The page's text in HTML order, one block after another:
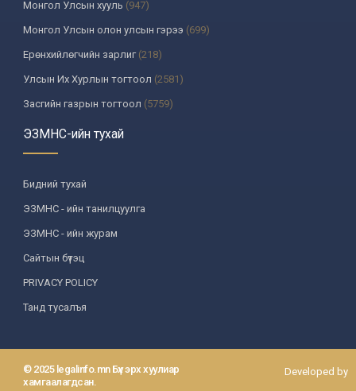
Монгол Улсын хууль (947)
Монгол Улсын олон улсын гэрээ (699)
Ерөнхийлөгчийн зарлиг(218)
Улсын Их Хурлын тогтоол (2581)
Засгийн газрын тогтоол (5759)
Үндсэн хуулийн цэцийн шийдвэр
Улсын дээд шүүхийн тогтоол
УИХ-аас томилогддог байгууллагын дарга, түүнтэй адилтгах албан
тушаалтны шийдвэр
Сайдын тушаал(987)
Засгийн газрын агентлагийн даргын тушаал
Хууль, хяналтын байгууллага
Төрийн зарим чиг үүргийг хууль болон гэрээний үндсэн дээр
хэрэгжүүлж буй байгууллага
Аймаг, нийслэлийн Засаг даргын захирамж(85)
Зөвлөл, хороо, бусад байгууллага
ЭЗМНС-ийн тухай
Бидний тухай
ЭЗМНС - ийн танилцуулга
ЭЗМНС - ийн журам
Сайтын бүтэц
PRIVACY POLICY
Танд тусалъя
© 2025 legalinfo.mn Бүх эрх хуулиар
хамгаалагдсан.
Developed by